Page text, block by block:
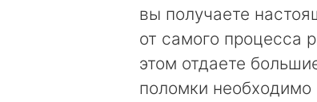
вы получаете
от самого процесса
этом отдаете
поломки необходимо